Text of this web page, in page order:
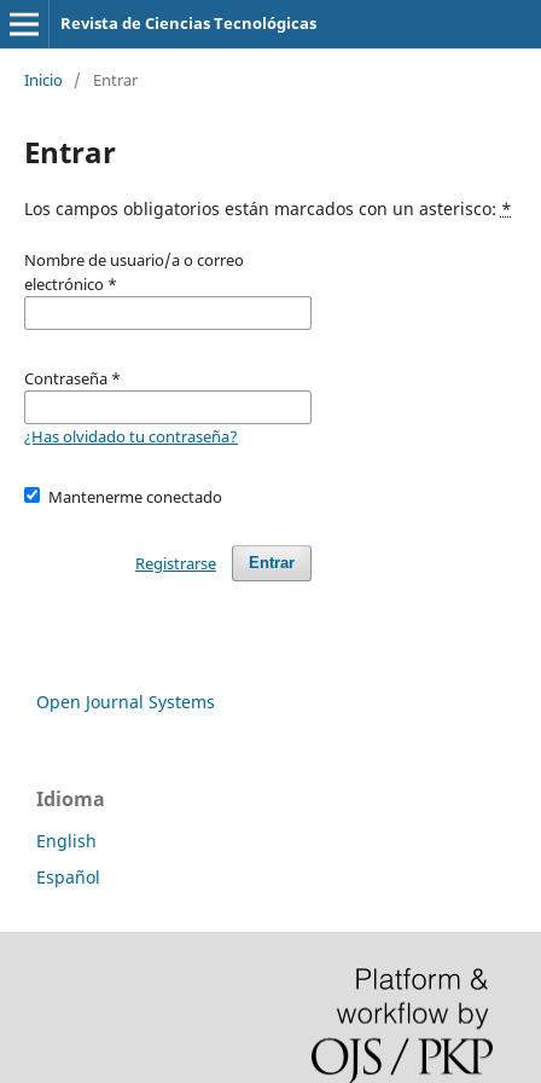
Revista de Ciencias Tecnológicas
Inicio / Entrar
Entrar
Los campos obligatorios están marcados con un asterisco: *
Nombre de usuario/a o correo
electrónico *
Contraseña *
¿Has olvidado tu contraseña?
Mantenerme conectado
Entrar
Registrarse
Open Journal Systems
Idioma
English
Español